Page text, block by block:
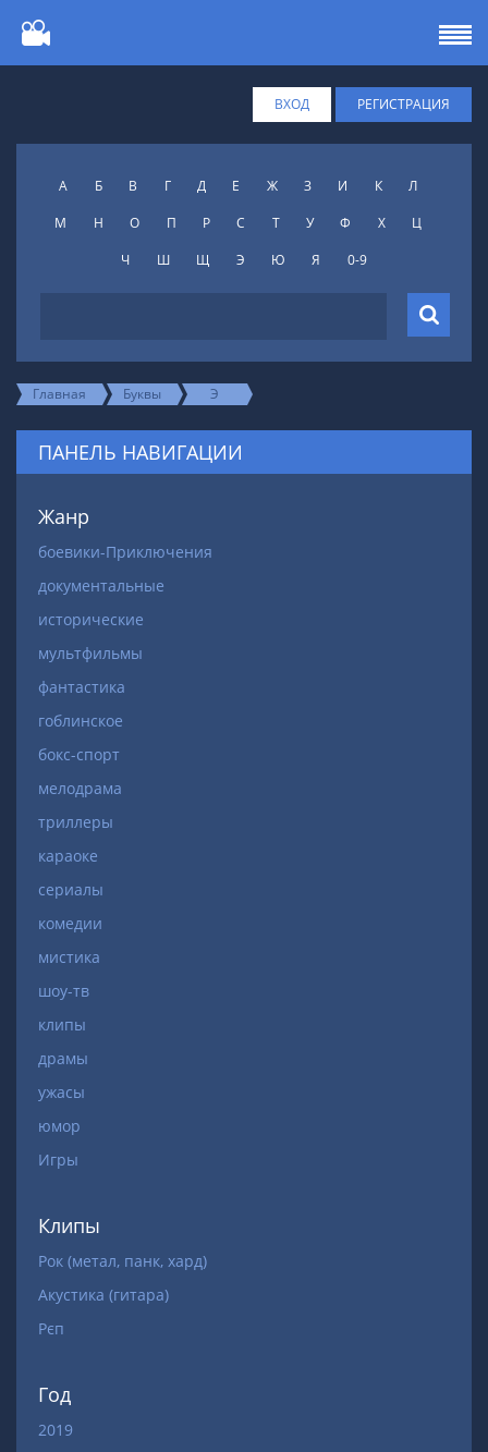
ВХОД РЕГИСТРАЦИЯ
А Б В Г Д Е Ж З И К
Л
М
Н О П Р С Т У Ф X
Ц
Ч
Ш Щ Э Ю Я 0-9
Главная Буквы Э
ПАНЕЛЬ НАВИГАЦИИ
Жанр
боевики-Приключения
документальные
исторические
мультфильмы
фантастика
гоблинское
бокс-спорт
мелодрама
триллеры
караоке
сериалы
комедии
мистика
шоу-тв
клипы
драмы
ужасы
юмор
Игры
Клипы
Рок (метал, панк, хард)
Акустика (гитара)
Рєп
Год
2019